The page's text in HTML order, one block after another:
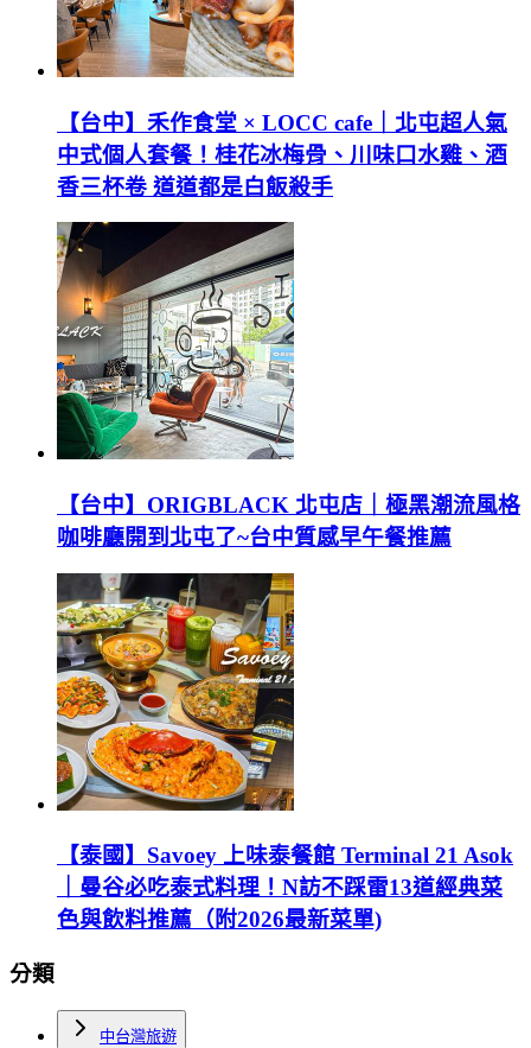
【台中】禾作食堂 × LOCC cafe｜北屯超人氣
中式個人套餐！桂花冰梅骨、川味口水雞、酒
香三杯卷 道道都是白飯殺手
【台中】ORIGBLACK 北屯店｜極黑潮流風格
咖啡廳開到北屯了~台中質感早午餐推薦
【泰國】Savoey 上味泰餐館 Terminal 21 Asok
｜曼谷必吃泰式料理！N訪不踩雷13道經典菜
色與飲料推薦（附2026最新菜單)
分類
中台灣旅遊